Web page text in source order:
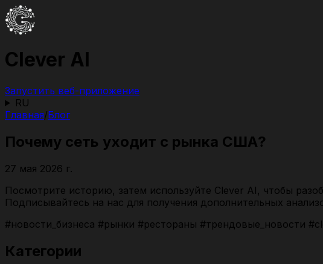
Clever AI
Запустить веб-приложение
RU
Главная/Блог
Почему сеть уходит с рынка США?
27 мая 2026 г.
Посмотрите историю, затем используйте Clever AI, чтобы
Подписывайтесь на нас для получения дополнительных
#новости_бизнеса #рынки #рестораны #трендовые_новости
Категории